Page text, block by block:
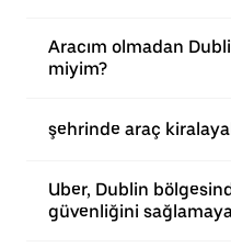
Aracım olmadan
miyim?
şehrinde araç
Uber, Dublin
güvenliğini sağlamaya